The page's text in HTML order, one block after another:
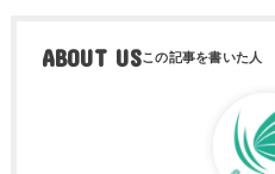
ABOUT US